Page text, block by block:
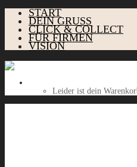
START
DEIN GRUSS
CLICK & COLLECT
FÜR FIRMEN
VISION
Leider ist dein